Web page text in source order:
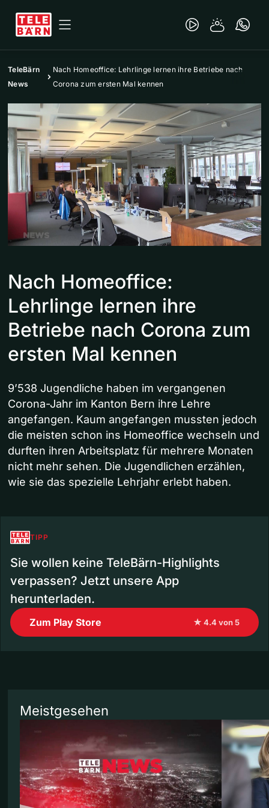
TeleBärn
News
Nach Homeoffice: Lehrlinge lernen ihre Betriebe nach
Corona zum ersten Mal kennen
Nach Homeoffice:
Lehrlinge lernen ihre
Betriebe nach Corona zum
ersten Mal kennen
9’538 Jugendliche haben im vergangenen
Corona-Jahr im Kanton Bern ihre Lehre
angefangen. Kaum angefangen mussten jedoch
die meisten schon ins Homeoffice wechseln und
durften ihren Arbeitsplatz für mehrere Monaten
nicht mehr sehen. Die Jugendlichen erzählen,
wie sie das spezielle Lehrjahr erlebt haben.
TIPP
Sie wollen keine TeleBärn-Highlights
verpassen? Jetzt unsere App
herunterladen.
Zum Play Store ★ 4.4 von 5
Meistgesehen